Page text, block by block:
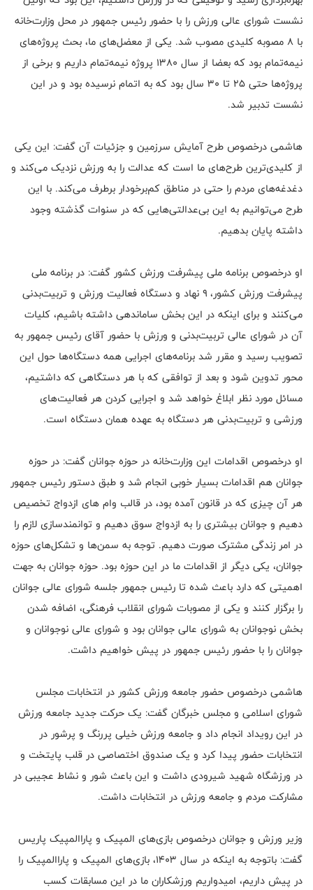
نشست شورای عالی ورزش را با حضور رئیس جمهور در محل وزارت‌خانه
با ۸ مصوبه کلیدی مصوب شد. یکی از معضل‌های ما، بحث پروژه‌های
نیمه‌تمام بود که بعضا از سال ۱۳۸۰ پروژه نیمه‌تمام داریم و برخی از
پروژه‌ها حتی ۲۵ تا ۳۰ سال بود که به اتمام نرسیده بود و در این
نشست تدبیر شد.
هاشمی درخصوص طرح آمایش سرزمین و جزئیات آن گفت: این یکی
از کلیدی‌ترین طرح‌های ما است که عدالت را به ورزش نزدیک می‌کند و
دغدغه‌های مردم را حتی در مناطق کم‌برخودار برطرف می‌کند. با این
طرح می‌توانیم به این بی‌عدالتی‌هایی که در سنوات گذشته وجود
داشته پایان بدهیم.
او درخصوص برنامه ملی پیشرفت ورزش کشور گفت: در برنامه ملی
پیشرفت ورزش کشور، ۹ نهاد و دستگاه فعالیت ورزش و تربیت‌بدنی
می‌کنند و برای اینکه در این بخش ساماندهی داشته باشیم، کلیات
آن در شورای عالی تربیت‌بدنی و ورزش با حضور آقای رئیس جمهور به
تصویب رسید و مقرر شد برنامه‌های اجرایی همه دستگاه‌ها حول این
محور تدوین شود و بعد از توافقی که با هر دستگاهی که داشتیم،
مسائل مورد نظر ابلاغ خواهد شد و اجرایی کردن هر فعالیت‌های
ورزشی و تربیت‌بدنی هر دستگاه به عهده همان دستگاه است.
او درخصوص اقدامات این وزارت‌خانه در حوزه جوانان گفت: در حوزه
جوانان هم اقدامات بسیار خوبی انجام شد و طبق دستور رئیس جمهور
هر آن چیزی که در قانون آمده بود، در قالب وام های ازدواج تخصیص
دهیم و جوانان بیشتری را به ازدواج سوق دهیم و توانمندسازی لازم را
در امر زندگی مشترک صورت دهیم. توجه به سمن‌ها و تشکل‌های حوزه
جوانان، یکی دیگر از اقدامات ما در این حوزه بود. حوزه جوانان به جهت
اهمیتی که دارد باعث شده تا رئیس جمهور جلسه شورای عالی جوانان
را برگزار کنند و یکی از مصوبات شورای انقلاب فرهنگی، اضافه شدن
بخش نوجوانان به شورای عالی جوانان بود و شورای عالی نوجوانان و
جوانان را با حضور رئیس جمهور در پیش خواهیم داشت.
هاشمی درخصوص حضور جامعه ورزش کشور در انتخابات مجلس
شورای اسلامی و مجلس خبرگان گفت: یک حرکت جدید جامعه ورزش
در این رویداد انجام داد و جامعه ورزش خیلی پررنگ و پرشور در
انتخابات حضور پیدا کرد و یک صندوق اختصاصی در قلب پایتخت و
در ورزشگاه شهید شیرودی داشت و این باعث شور و نشاط عجیبی در
مشارکت مردم و جامعه ورزش در انتخابات داشت.
وزیر ورزش و جوانان درخصوص بازی‌های المپیک و پاراالمپیک پاریس
گفت: باتوجه به اینکه در سال 1403، بازی‌های المپیک و پاراالمپیک را
در پیش داریم، امیدواریم ورزشکاران ما در این مسابقات کسب